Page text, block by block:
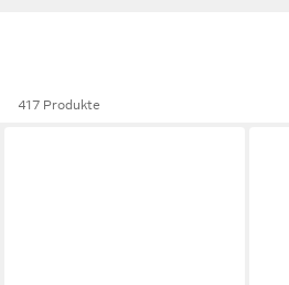
417 Produkte